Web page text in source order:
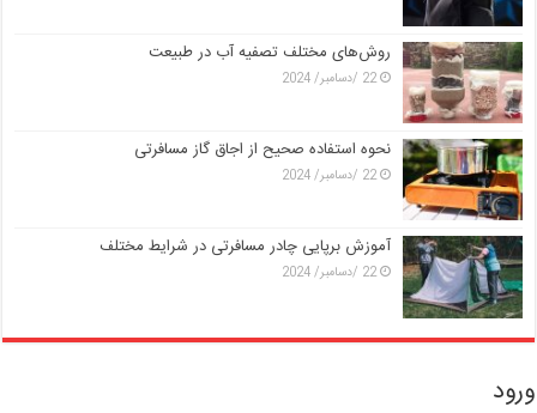
روش‌های مختلف تصفیه آب در طبیعت
22 /دسامبر/ 2024
نحوه استفاده صحیح از اجاق گاز مسافرتی
22 /دسامبر/ 2024
آموزش برپایی چادر مسافرتی در شرایط مختلف
22 /دسامبر/ 2024
ورود